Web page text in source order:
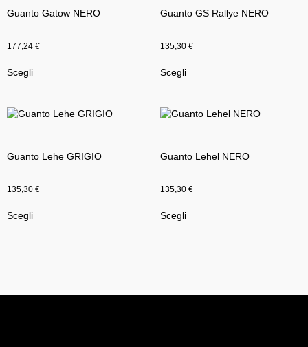
Guanto Gatow NERO
177,24 €
Scegli
Guanto GS Rallye NERO
135,30 €
Scegli
Guanto Lehe GRIGIO
135,30 €
Scegli
Guanto Lehel NERO
135,30 €
Scegli